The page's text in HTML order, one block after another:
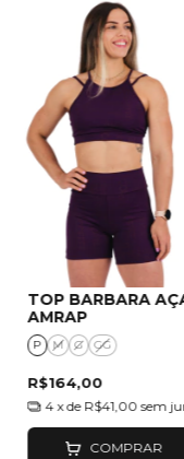
TOP BARBARA
AMRAP
P M G GG
R$164,00
4 x de R$41,00 sem
COMPRAR